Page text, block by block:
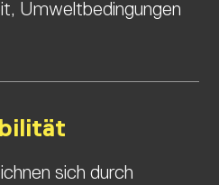
Umweltbedingungen
sich durch